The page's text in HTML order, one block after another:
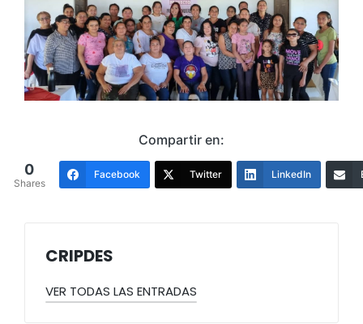
Compartir en:
0
Shares
Facebook Twitter LinkedIn
CRIPDES
VER TODAS LAS ENTRADAS